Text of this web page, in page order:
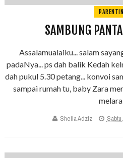
SAMBUNG
Assalamualaiku... salam
padaNya... ps dah balik Kedah
dah pukul 5.30 petang... konvoi
sampai rumah tu, baby Zara
Sheila Adziz